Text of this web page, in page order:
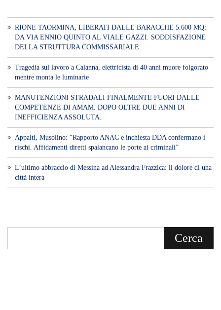
RIONE TAORMINA, LIBERATI DALLE BARACCHE 5.600 MQ:
DA VIA ENNIO QUINTO AL VIALE GAZZI. SODDISFAZIONE
DELLA STRUTTURA COMMISSARIALE
Tragedia sul lavoro a Calanna, elettricista di 40 anni muore folgorato
mentre monta le luminarie
MANUTENZIONI STRADALI FINALMENTE FUORI DALLE
COMPETENZE DI AMAM. DOPO OLTRE DUE ANNI DI
INEFFICIENZA ASSOLUTA.
​Appalti, Musolino: “Rapporto ANAC e inchiesta DDA confermano i
rischi. Affidamenti diretti spalancano le porte ai criminali”
L’ultimo abbraccio di Messina ad Alessandra Frazzica: il dolore di una
città intera